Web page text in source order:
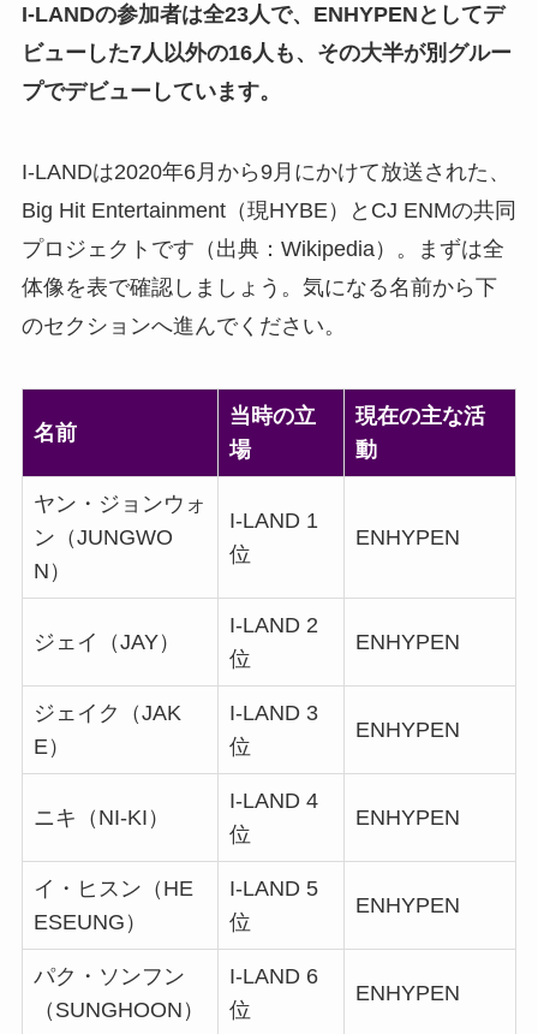
I-LANDの参加者は全23人で、ENHYPENとしてデ
ビューした7人以外の16人も、その大半が別グルー
プでデビューしています。
I-LANDは2020年6月から9月にかけて放送された、
Big Hit Entertainment（現HYBE）とCJ ENMの共同
プロジェクトです（出典：Wikipedia）。まずは全
体像を表で確認しましょう。気になる名前から下
のセクションへ進んでください。
名前
当時の立
場
現在の主な活
動
ヤン・ジョンウォ
ン（JUNGWO
N）
I-LAND 1
位
ENHYPEN
ジェイ（JAY）
I-LAND 2
位
ENHYPEN
ジェイク（JAK
E）
I-LAND 3
位
ENHYPEN
ニキ（NI-KI）
I-LAND 4
位
ENHYPEN
イ・ヒスン（HE
ESEUNG）
I-LAND 5
位
ENHYPEN
パク・ソンフン
（SUNGHOON）
I-LAND 6
位
ENHYPEN